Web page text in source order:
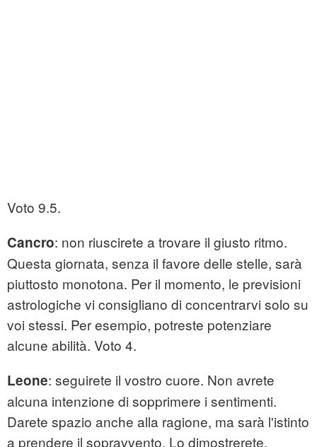
Voto 9.5.
Cancro: non riuscirete a trovare il giusto ritmo.
Questa giornata, senza il favore delle stelle, sarà
piuttosto monotona. Per il momento, le previsioni
astrologiche vi consigliano di concentrarvi solo su
voi stessi. Per esempio, potreste potenziare
alcune abilità. Voto 4.
Leone: seguirete il vostro cuore. Non avrete
alcuna intenzione di sopprimere i sentimenti.
Darete spazio anche alla ragione, ma sarà l'istinto
a prendere il sopravvento. Lo dimostrerete,